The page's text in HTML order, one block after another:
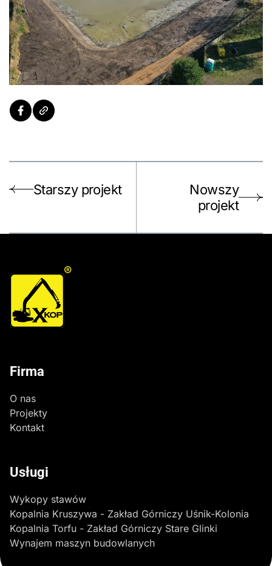
Starszy projekt
Nowszy
projekt
®
Firma
O nas
Projekty
Kontakt
Usługi
Wykopy stawów
Kopalnia Kruszywa - Zakład Górniczy Uśnik-Kolonia
Kopalnia Torfu - Zakład Górniczy Stare Glinki
Wynajem maszyn budowlanych